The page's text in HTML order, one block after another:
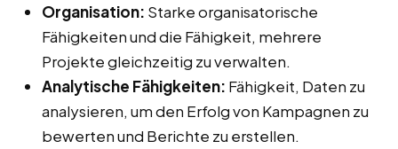
Organisation: Starke organisatorische
Fähigkeiten und die Fähigkeit, mehrere
Projekte gleichzeitig zu verwalten.
Analytische Fähigkeiten: Fähigkeit, Daten zu
analysieren, um den Erfolg von Kampagnen zu
bewerten und Berichte zu erstellen.